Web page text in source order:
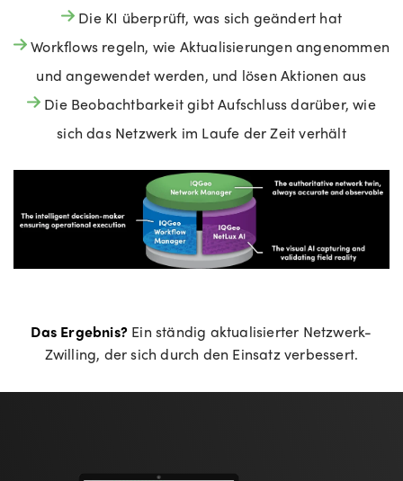
Die KI überprüft, was sich geändert hat
Workflows regeln, wie Aktualisierungen angenommen
und angewendet werden, und lösen Aktionen aus
Die Beobachtbarkeit gibt Aufschluss darüber, wie
sich das Netzwerk im Laufe der Zeit verhält
Das Ergebnis? Ein ständig aktualisierter Netzwerk-
Zwilling, der sich durch den Einsatz verbessert.